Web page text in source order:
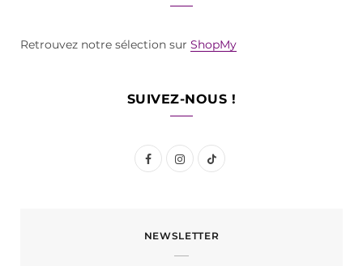
Retrouvez notre sélection sur ShopMy
SUIVEZ-NOUS !
F
e
I
t
T
T
NEWSLETTER